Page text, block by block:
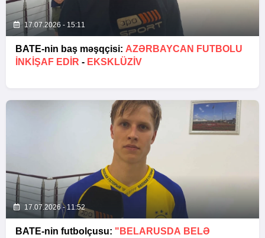
17.07.2026 - 15:11
BATE-nin baş məşqçisi: AZƏRBAYCAN FUTBOLU
INKIŞAF EDIR - EKSKLÜZİV
17.07.2026 - 11:52
BATE-nin futbolçusu: "BELARUSDA BELƏ